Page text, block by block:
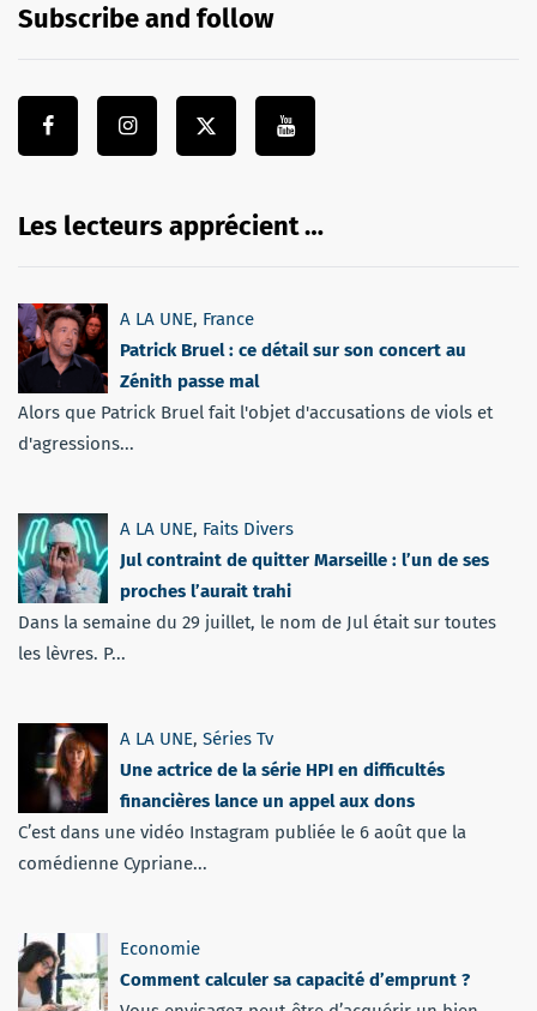
Subscribe and follow
Les lecteurs apprécient …
A LA UNE, France
Patrick Bruel : ce détail sur son concert au
Zénith passe mal
Alors que Patrick Bruel fait l'objet d'accusations de viols et
d'agressions...
A LA UNE, Faits Divers
Jul contraint de quitter Marseille : l’un de ses
proches l’aurait trahi
Dans la semaine du 29 juillet, le nom de Jul était sur toutes
les lèvres. P...
A LA UNE, Séries Tv
Une actrice de la série HPI en difficultés
financières lance un appel aux dons
C’est dans une vidéo Instagram publiée le 6 août que la
comédienne Cypriane...
Economie
Comment calculer sa capacité d’emprunt ?